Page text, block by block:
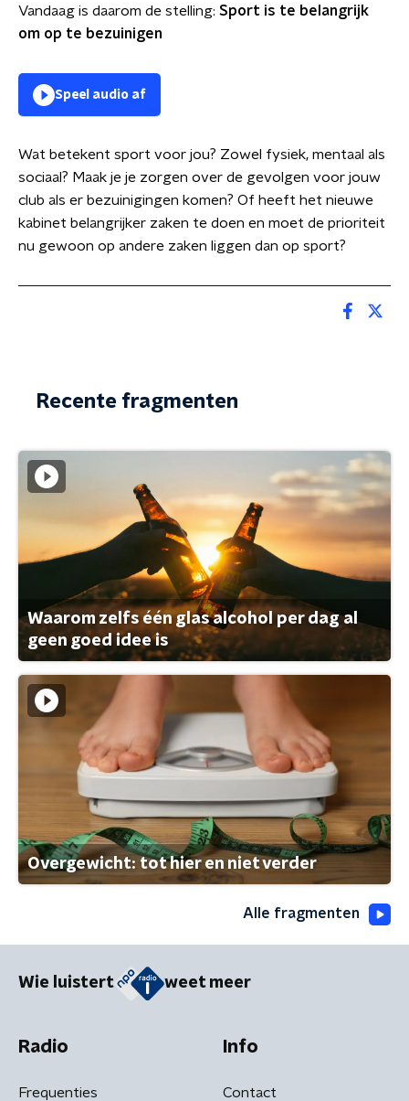
Vandaag is daarom de stelling: Sport is te belangrijk
om op te bezuinigen
Speel audio af
Wat betekent sport voor jou? Zowel fysiek, mentaal als
sociaal? Maak je je zorgen over de gevolgen voor jouw
club als er bezuinigingen komen? Of heeft het nieuwe
kabinet belangrijker zaken te doen en moet de prioriteit
nu gewoon op andere zaken liggen dan op sport?
Recente fragmenten
Waarom zelfs één glas alcohol per dag al
geen goed idee is
Overgewicht: tot hier en niet verder
Alle fragmenten
Wie luistert weet meer
Radio
Frequenties
Info
Contact